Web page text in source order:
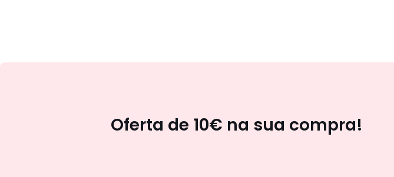
Oferta de 10€ na sua compra!